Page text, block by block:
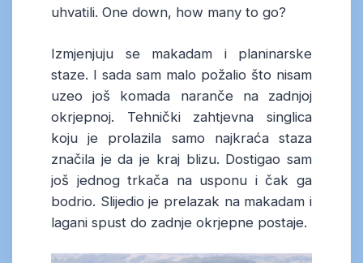
uhvatili. One down, how many to go?
Izmjenjuju se makadam i planinarske
staze. I sada sam malo požalio što nisam
uzeo još komada naranče na zadnjoj
okrjepnoj. Tehnički zahtjevna singlica
koju je prolazila samo najkraća staza
značila je da je kraj blizu. Dostigao sam
još jednog trkača na usponu i čak ga
bodrio. Slijedio je prelazak na makadam i
lagani spust do zadnje okrjepne postaje.